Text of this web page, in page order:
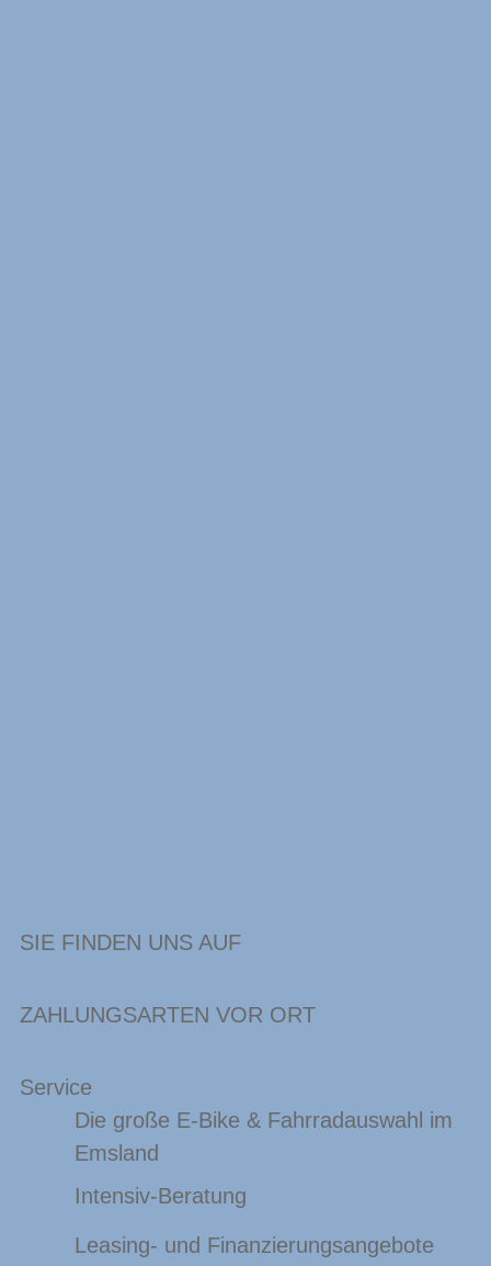
SIE FINDEN UNS AUF
ZAHLUNGSARTEN VOR ORT
Service
Die große E-Bike & Fahrradauswahl im
Emsland
Intensiv-Beratung
Leasing- und Finanzierungsangebote